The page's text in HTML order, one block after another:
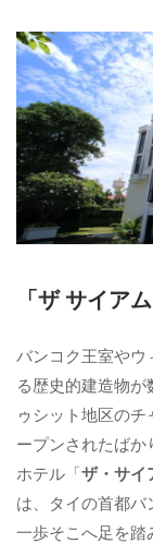
リ
ー
「ザ サイア
バンコク王室やウ
る歴史的建造物
ゥシット地区の
ープンされたばか
ホテル「ザ・サ
は、タイの首都バ
一歩そこへ足を踏